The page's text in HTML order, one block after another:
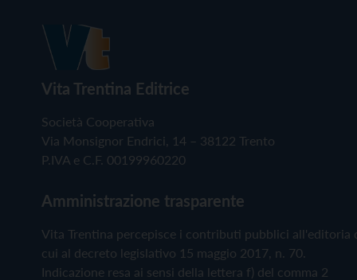
Vita Trentina Editrice
Società Cooperativa
Via Monsignor Endrici, 14 – 38122 Trento
P.IVA e C.F. 00199960220
Amministrazione trasparente
Vita Trentina percepisce i contributi pubblici all'editoria
cui al decreto legislativo 15 maggio 2017, n. 70.
Indicazione resa ai sensi della lettera f) del comma 2